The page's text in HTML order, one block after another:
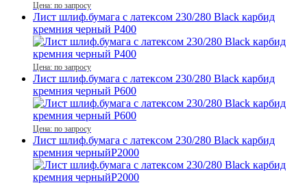
Цена: по запросу
Лист шлиф.бумага с латексом 230/280 Black карбид
кремния черный P400
Цена: по запросу
Лист шлиф.бумага с латексом 230/280 Black карбид
кремния черный P600
Цена: по запросу
Лист шлиф.бумага с латексом 230/280 Black карбид
кремния черныйP2000